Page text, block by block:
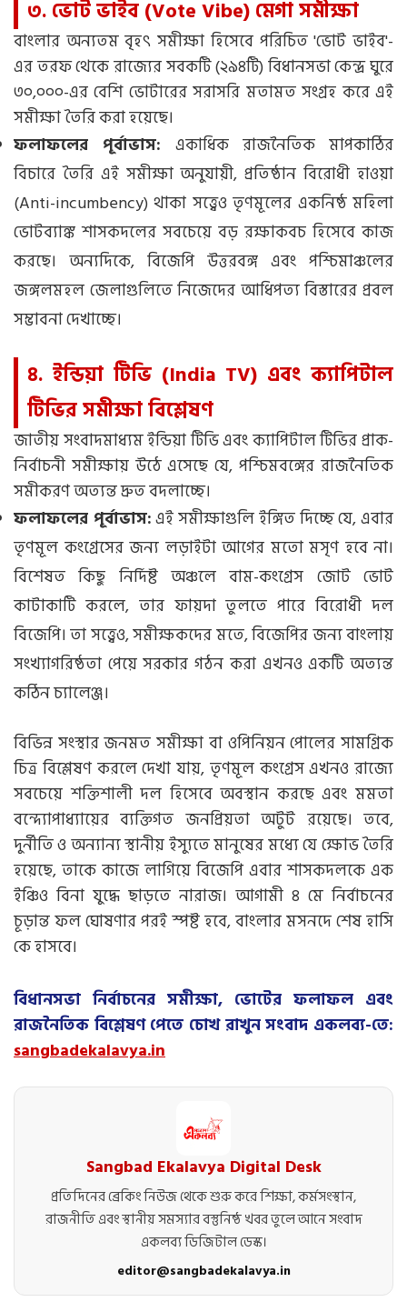
৩. ভোট ভাইব (Vote Vibe) মেগা সমীক্ষা
বাংলার অন্যতম বৃহৎ সমীক্ষা হিসেবে পরিচিত 'ভোট ভাইব'-
এর তরফ থেকে রাজ্যের সবকটি (২৯৪টি) বিধানসভা কেন্দ্র ঘুরে
৩০,০০০-এর বেশি ভোটারের সরাসরি মতামত সংগ্রহ করে এই
সমীক্ষা তৈরি করা হয়েছে।
ফলাফলের পূর্বাভাস: একাধিক রাজনৈতিক মাপকাঠির
বিচারে তৈরি এই সমীক্ষা অনুযায়ী, প্রতিষ্ঠান বিরোধী হাওয়া
(Anti-incumbency) থাকা সত্ত্বেও তৃণমূলের একনিষ্ঠ মহিলা
ভোটব্যাঙ্ক শাসকদলের সবচেয়ে বড় রক্ষাকবচ হিসেবে কাজ
করছে। অন্যদিকে, বিজেপি উত্তরবঙ্গ এবং পশ্চিমাঞ্চলের
জঙ্গলমহল জেলাগুলিতে নিজেদের আধিপত্য বিস্তারের প্রবল
সম্ভাবনা দেখাচ্ছে।
৪. ইন্ডিয়া টিভি (India TV) এবং ক্যাপিটাল
টিভির সমীক্ষা বিশ্লেষণ
জাতীয় সংবাদমাধ্যম ইন্ডিয়া টিভি এবং ক্যাপিটাল টিভির প্রাক-
নির্বাচনী সমীক্ষায় উঠে এসেছে যে, পশ্চিমবঙ্গের রাজনৈতিক
সমীকরণ অত্যন্ত দ্রুত বদলাচ্ছে।
ফলাফলের পূর্বাভাস:এই সমীক্ষাগুলি ইঙ্গিত দিচ্ছে যে, এবার
তৃণমূল কংগ্রেসের জন্য লড়াইটা আগের মতো মসৃণ হবে না।
বিশেষত কিছু নির্দিষ্ট অঞ্চলে বাম-কংগ্রেস জোট ভোট
কাটাকাটি করলে, তার ফায়দা তুলতে পারে বিরোধী দল
বিজেপি। তা সত্ত্বেও, সমীক্ষকদের মতে, বিজেপির জন্য বাংলায়
সংখ্যাগরিষ্ঠতা পেয়ে সরকার গঠন করা এখনও একটি অত্যন্ত
কঠিন চ্যালেঞ্জ।
বিভিন্ন সংস্থার জনমত সমীক্ষা বা ওপিনিয়ন পোলের সামগ্রিক
চিত্র বিশ্লেষণ করলে দেখা যায়, তৃণমূল কংগ্রেস এখনও রাজ্যে
সবচেয়ে শক্তিশালী দল হিসেবে অবস্থান করছে এবং মমতা
বন্দ্যোপাধ্যায়ের ব্যক্তিগত জনপ্রিয়তা অটুট রয়েছে। তবে,
দুর্নীতি ও অন্যান্য স্থানীয় ইস্যুতে মানুষের মধ্যে যে ক্ষোভ তৈরি
হয়েছে, তাকে কাজে লাগিয়ে বিজেপি এবার শাসকদলকে এক
ইঞ্চিও বিনা যুদ্ধে ছাড়তে নারাজ। আগামী ৪ মে নির্বাচনের
চূড়ান্ত ফল ঘোষণার পরই স্পষ্ট হবে, বাংলার মসনদে শেষ হাসি
কে হাসবে।
বিধানসভা নির্বাচনের সমীক্ষা, ভোটের ফলাফল এবং
রাজনৈতিক বিশ্লেষণ পেতে চোখ রাখুন সংবাদ একলব্য-তে:
sangbadekalavya.in
Sangbad Ekalavya Digital Desk
প্রতিদিনের ব্রেকিং নিউজ থেকে শুরু করে শিক্ষা, কর্মসংস্থান,
রাজনীতি এবং স্থানীয় সমস্যার বস্তুনিষ্ঠ খবর তুলে আনে সংবাদ
একলব্য ডিজিটাল ডেস্ক।
editor@sangbadekalavya.in